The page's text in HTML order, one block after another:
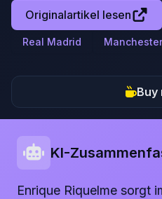
Originalartikel lesen
Real Madrid
Buy
KI-
Enrique Riquelme sorgt